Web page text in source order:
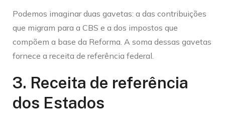
Podemos imaginar duas gavetas: a das contribuições
que migram para a CBS e a dos impostos que
compõem a base da Reforma. A soma dessas gavetas
fornece a receita de referência federal.
3. Receita de referência
dos Estados